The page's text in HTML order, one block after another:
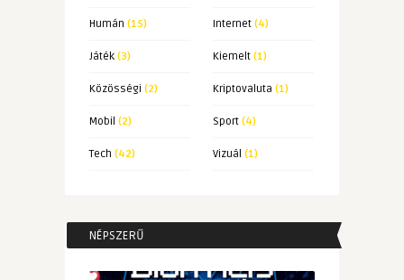
Humán (15) Internet(4)
Játék(3) Kiemelt(1)
Közösségi (2) Kriptovaluta (1)
Mobil (2) Sport(4)
Tech (42) Vizuál (1)
NÉPSZERŰ